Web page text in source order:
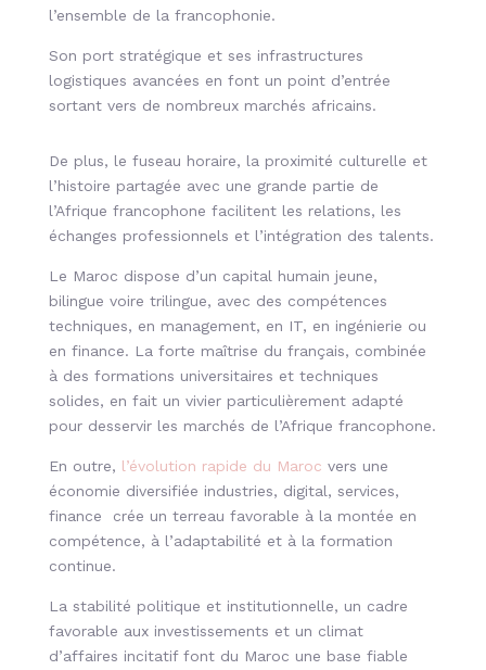
l’ensemble de la francophonie.
Son port stratégique et ses infrastructures
logistiques avancées en font un point d’entrée
sortant vers de nombreux marchés africains.
De plus, le fuseau horaire, la proximité culturelle et
l’histoire partagée avec une grande partie de
l’Afrique francophone facilitent les relations, les
échanges professionnels et l’intégration des talents.
Le Maroc dispose d’un capital humain jeune,
bilingue voire trilingue, avec des compétences
techniques, en management, en IT, en ingénierie ou
en finance. La forte maîtrise du français, combinée
à des formations universitaires et techniques
solides, en fait un vivier particulièrement adapté
pour desservir les marchés de l’Afrique francophone.
En outre, l’évolution rapide du Maroc vers une
économie diversifiée industries, digital, services,
finance crée un terreau favorable à la montée en
compétence, à l’adaptabilité et à la formation
continue.
La stabilité politique et institutionnelle, un cadre
favorable aux investissements et un climat
d’affaires incitatif font du Maroc une base fiable